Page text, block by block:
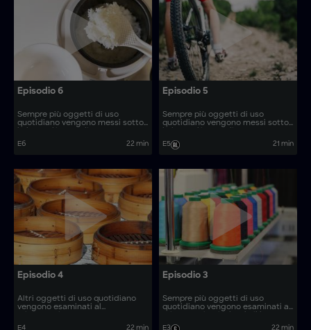
Episodio 6
Sempre più oggetti di uso
quotidiano vengono messi sotto
rivelando il loro processo di
produzione. Come vengono
giardino?
E6 22 min
Episodio 5
Sempre più oggetti di uso
quotidiano vengono messi sotto
rivelando il loro processo di
produzione. Come vengono
carne in scatola e coltelli da
E5 21 min
Episodio 4
Altri oggetti di uso quotidiano
vengono esaminati al
realizzati oggetti quali verande
E4 22 min
Episodio 3
Sempre più oggetti di uso
quotidiano vengono esaminati al
processo di produzione. Come
E3 22 min